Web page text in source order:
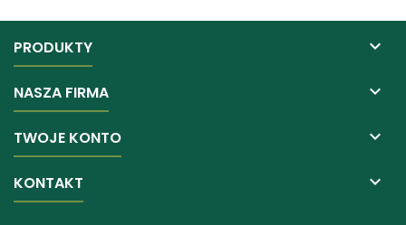
PRODUKTY 
NASZA FIRMA 
TWOJE KONTO 
KONTAKT 